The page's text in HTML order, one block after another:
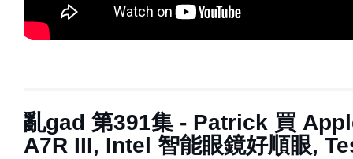
亂gad 第391集 - Patrick 買
A7R III, Intel 智能眼鏡好順眼,